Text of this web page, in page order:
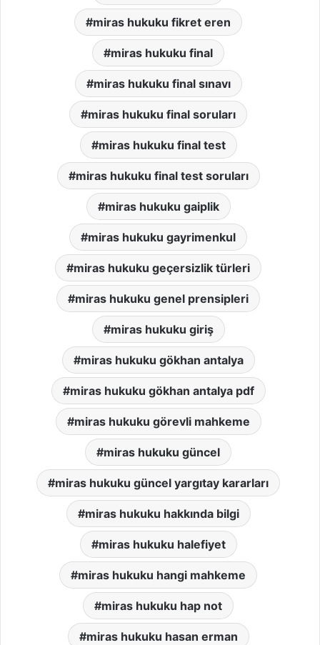
miras hukuku fikret eren
miras hukuku final
miras hukuku final sınavı
miras hukuku final soruları
miras hukuku final test
miras hukuku final test soruları
miras hukuku gaiplik
miras hukuku gayrimenkul
miras hukuku geçersizlik türleri
miras hukuku genel prensipleri
miras hukuku giriş
miras hukuku gökhan antalya
miras hukuku gökhan antalya pdf
miras hukuku görevli mahkeme
miras hukuku güncel
miras hukuku güncel yargıtay kararları
miras hukuku hakkında bilgi
miras hukuku halefiyet
miras hukuku hangi mahkeme
miras hukuku hap not
miras hukuku hasan erman